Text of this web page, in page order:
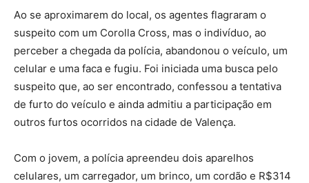
Ao se aproximarem do local, os agentes flagraram o
suspeito com um Corolla Cross, mas o indivíduo, ao
perceber a chegada da polícia, abandonou o veículo, um
celular e uma faca e fugiu. Foi iniciada uma busca pelo
suspeito que, ao ser encontrado, confessou a tentativa
de furto do veículo e ainda admitiu a participação em
outros furtos ocorridos na cidade de Valença.
Com o jovem, a polícia apreendeu dois aparelhos
celulares, um carregador, um brinco, um cordão e R$314